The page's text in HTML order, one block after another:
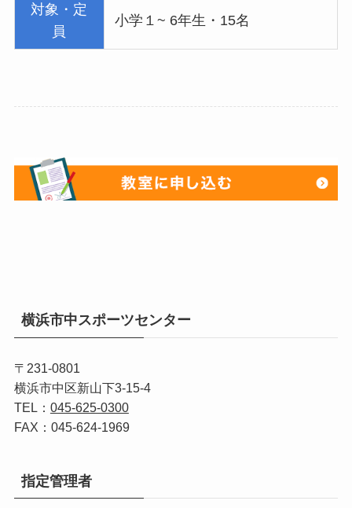
対象・定
員
小学１~ 6年生・15名
横浜市中スポーツセンター
〒231-0801
横浜市中区新山下3-15-4
TEL： 045-625-0300
FAX：045-624-1969
指定管理者